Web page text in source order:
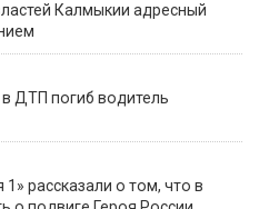
Калмыкии адресный
ДТП погиб водитель
рассказали о том, что в